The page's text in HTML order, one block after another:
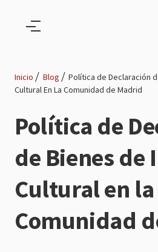
de
navegación
Inicio Blog
Política de Declaración
Cultural En La Comunidad de Madrid
Política de
de Bienes de
Cultural en la
Comunidad